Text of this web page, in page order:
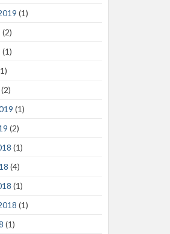
(1)
(2)
(1)
(2)
(1)
(2)
(1)
(4)
(1)
(1)
(1)